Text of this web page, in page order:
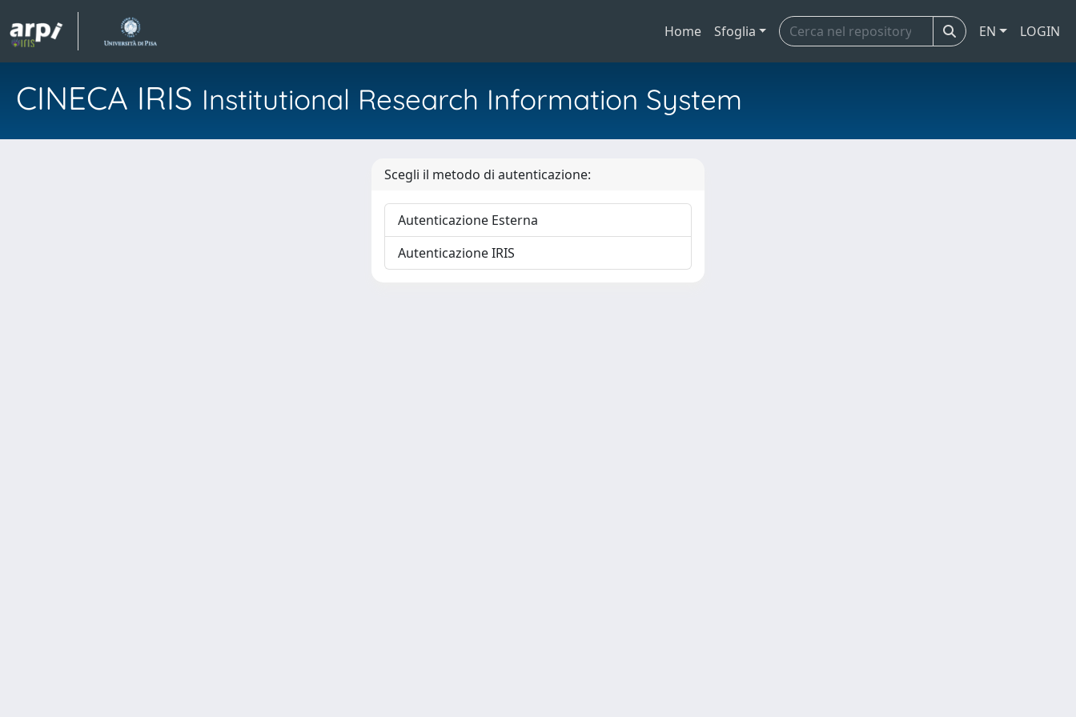
Home Sfoglia EN LOGIN
CINECA IRIS Institutional Research Information System
Scegli il metodo di autenticazione:
Autenticazione Esterna
Autenticazione IRIS